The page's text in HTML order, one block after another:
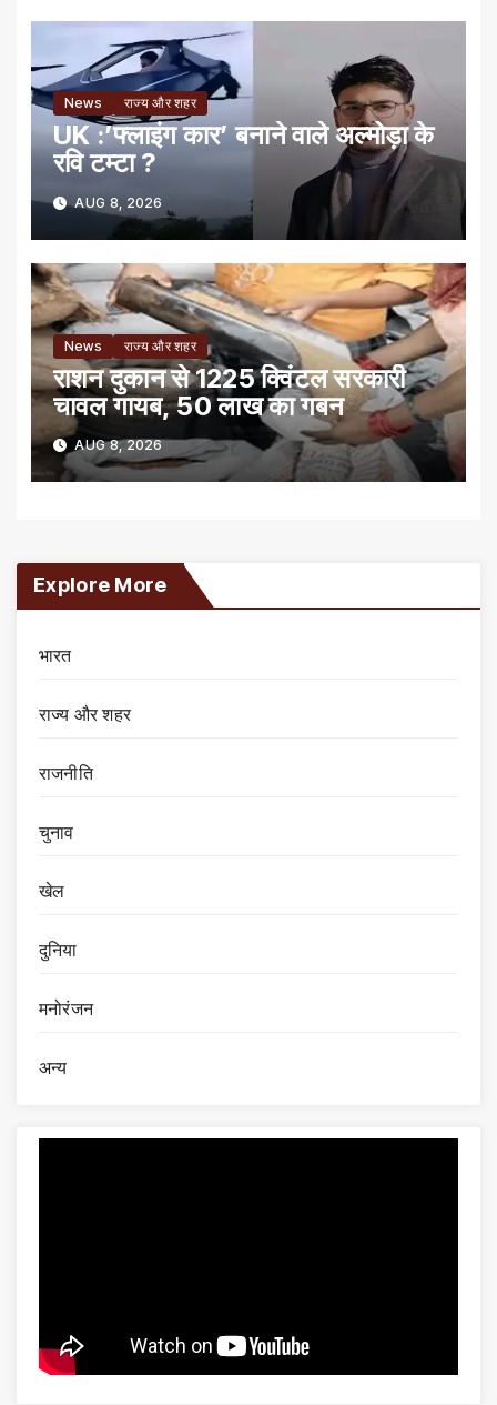
News राज्य और शहर
UK :’फ्लाइंग कार’ बनाने वाले अल्मोड़ा के
रवि टम्टा ?
AUG 8, 2026
News राज्य और शहर
राशन दुकान से 1225 क्विंटल सरकारी
चावल गायब, 50 लाख का गबन
AUG 8, 2026
Explore More
भारत
राज्य और शहर
राजनीति
चुनाव
खेल
दुनिया
मनोरंजन
अन्य